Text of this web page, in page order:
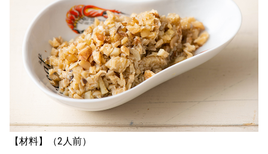
【材料】（2人前）